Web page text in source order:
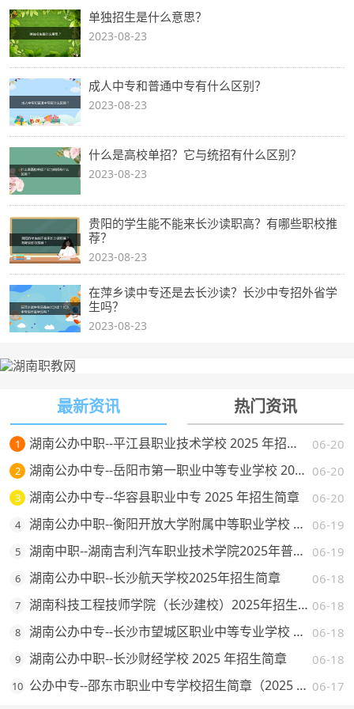
单独招生是什么意思？
2023-08-23
成人中专和普通中专有什么区别？
2023-08-23
什么是高校单招？它与统招有什么区别？
2023-08-23
贵阳的学生能不能来长沙读职高？有哪些职校推
荐？
2023-08-23
在萍乡读中专还是去长沙读？长沙中专招外省学
生吗？
2023-08-23
最新资讯 热门资讯
1 06-20
湖南公办中职--平江县职业技术学校 2025 年招生简章
2 06-20
湖南公办中专--岳阳市第一职业中等专业学校 2025 年招生简章
3 06-20
湖南公办中专--华容县职业中专 2025 年招生简章
4 06-19
湖南公办中职--衡阳开放大学附属中等职业学校 2025 年招生简章
5 06-19
湖南中职--湖南吉利汽车职业技术学院2025年普通高校招生章程
6 06-18
湖南公办中职--长沙航天学校2025年招生简章
7 06-18
湖南科技工程技师学院（长沙建校）2025年招生简章
8 06-18
湖南公办中专--长沙市望城区职业中等专业学校 2025 年招生简章
9 06-18
湖南公办中职--长沙财经学校 2025 年招生简章
10 06-17
公办中专--邵东市职业中专学校招生简章（2025 年）